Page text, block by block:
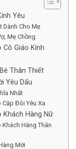
Yêu
Dành Cho Mẹ
Mẹ Chồng
Cô Giáo Kính
Thân Thiết
Yêu Dấu
Nhất
Cặp Đôi Yêu Xa
Khách Hàng Nữ
Khách Hàng Thân
Mới